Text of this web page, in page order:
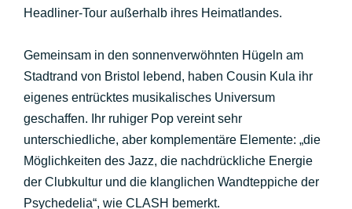
Headliner-Tour außerhalb ihres Heimatlandes.
Gemeinsam in den sonnenverwöhnten Hügeln am
Stadtrand von Bristol lebend, haben Cousin Kula ihr
eigenes entrücktes musikalisches Universum
geschaffen. Ihr ruhiger Pop vereint sehr
unterschiedliche, aber komplementäre Elemente: „die
Möglichkeiten des Jazz, die nachdrückliche Energie
der Clubkultur und die klanglichen Wandteppiche der
Psychedelia“, wie CLASH bemerkt.